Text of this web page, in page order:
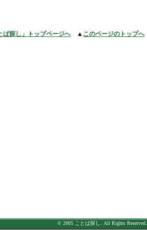
ば探し」トップページへ▲ このページのトップへ
© 2005 ことば探し. All Rights Reserved.